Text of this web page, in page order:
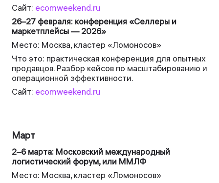
Сайт: ecomweekend.ru
26–27 февраля: конференция «Селлеры и
маркетплейсы — 2026»
Место: Москва, кластер «Ломоносов»
Что это: практическая конференция для опытных
продавцов. Разбор кейсов по масштабированию и
операционной эффективности.
Сайт: ecomweekend.ru
Март
2–6 марта: Московский международный
логистический форум, или ММЛФ
Место: Москва, кластер «Ломоносов»